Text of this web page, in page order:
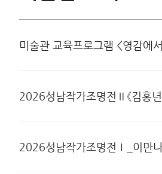
미술관 교육프로그램 <영감에
2026성남작가조명전Ⅱ《김홍년
2026성남작가조명전Ⅰ_이만나